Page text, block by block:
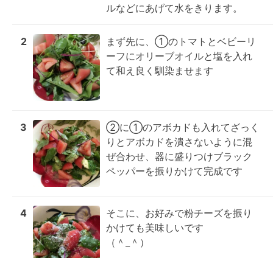
ルなどにあげて水をきります。
2
まず先に、①のトマトとベビーリ
ーフにオリーブオイルと塩を入れ
て和え良く馴染ませます
3
②に①のアボカドも入れてざっく
りとアボカドを潰さないように混
ぜ合わせ、器に盛りつけブラック
ペッパーを振りかけて完成です
4
そこに、お好みで粉チーズを振り
かけても美味しいです
（＾_＾）